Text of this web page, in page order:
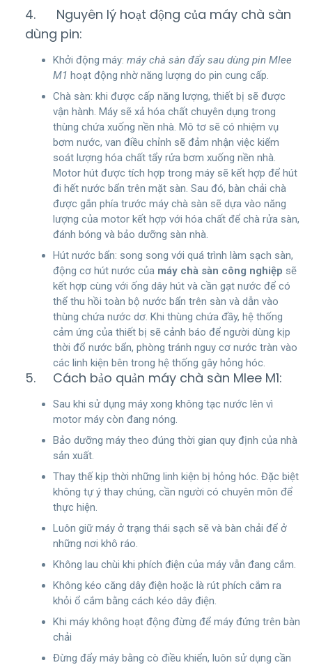
4. Nguyên lý hoạt động của máy chà sàn
dùng pin:
Khởi động máy: máy chà sàn đẩy sau dùng pin Mlee
M1 hoạt động nhờ năng lượng do pin cung cấp.
Chà sàn: khi được cấp năng lượng, thiết bị sẽ được
vận hành. Máy sẽ xả hóa chất chuyên dụng trong
thùng chứa xuống nền nhà. Mô tơ sẽ có nhiệm vụ
bơm nước, van điều chỉnh sẽ đảm nhận việc kiểm
soát lượng hóa chất tẩy rửa bơm xuống nền nhà.
Motor hút được tích hợp trong máy sẽ kết hợp để hút
đi hết nước bẩn trên mặt sàn. Sau đó, bàn chải chà
được gắn phía trước máy chà sàn sẽ dựa vào năng
lượng của motor kết hợp với hóa chất để chà rửa sàn,
đánh bóng và bảo dưỡng sàn nhà.
Hút nước bẩn: song song với quá trình làm sạch sàn,
động cơ hút nước của máy chà sàn công nghiệp sẽ
kết hợp cùng với ống dây hút và cần gạt nước để có
thể thu hồi toàn bộ nước bẩn trên sàn và dẫn vào
thùng chứa nước dơ. Khi thùng chứa đầy, hệ thống
cảm ứng của thiết bị sẽ cảnh báo để người dùng kịp
thời đổ nước bẩn, phòng tránh nguy cơ nước tràn vào
các linh kiện bên trong hệ thống gây hỏng hóc.
5. Cách bảo quản máy chà sàn Mlee M1:
Sau khi sử dụng máy xong không tạc nước lên vì
motor máy còn đang nóng.
Bảo dưỡng máy theo đúng thời gian quy định của nhà
sản xuất.
Thay thế kịp thời những linh kiện bị hỏng hóc. Đặc biệt
không tự ý thay chúng, cần người có chuyên môn để
thực hiện.
Luôn giữ máy ở trạng thái sạch sẽ và bàn chải để ở
những nơi khô ráo.
Không lau chùi khi phích điện của máy vẫn đang cắm.
Không kéo căng dây điện hoặc là rút phích cắm ra
khỏi ổ cắm bằng cách kéo dây điện.
Khi máy không hoạt động đừng để máy đứng trên bàn
chải
Đừng đẩy máy bằng cò điều khiển, luôn sử dụng cần